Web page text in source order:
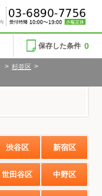
保存した条件 0
> 杉並区 >
渋谷区 新宿区
世田谷区 中野区